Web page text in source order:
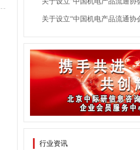
处”的决定
关于设立“中国机电产品流通协
行业资讯